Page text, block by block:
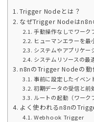
Trigger Nodeとは？
なぜTrigger Nodeはn8n
手動操作なしでワーク
ヒューマンエラーを最
システムやアプリケー
システムリソースの最
n8nのTrigger Nodeの動
事前に設定したイベン
初期データの受信と前
ルートの起動（ワーク
よく使われるn8nの
Webhook Trigger